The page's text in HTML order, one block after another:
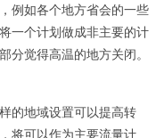
例如各个地方省会的一些
一个计划做成非主要的计
分觉得高温的地方关闭。
的地域设置可以提高转
将可以作为主要流量计